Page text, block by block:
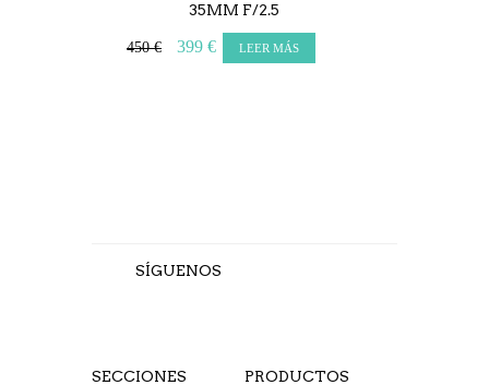
35MM F/2.5
450 € 399 € LEER MÁS
SÍGUENOS
SECCIONES PRODUCTOS